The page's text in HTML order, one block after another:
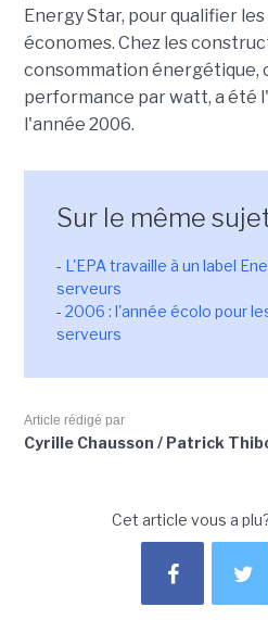
Energy Star, pour qualifier
économes. Chez les
consommation énergétique,
performance par watt, a été
l'année 2006.
Sur le même
- L'EPA travaille à un label
serveurs
- 2006 : l'année écolo pour
serveurs
Article rédigé par
Cyrille Chausson / Patrick
Cet article vous a